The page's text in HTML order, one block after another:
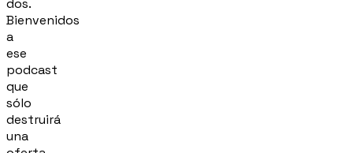
dos.
Bienvenidos
a
ese
podcast
que
sólo
destruirá
una